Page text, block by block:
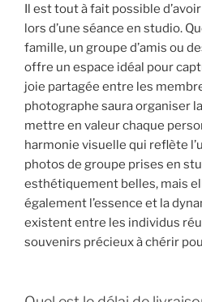
Il est tout à fait possible
lors d’une séance en studio.
famille, un groupe d’amis ou
offre un espace idéal pour
joie partagée entre les
photographe saura organiser
mettre en valeur chaque
harmonie visuelle qui reflète
photos de groupe prises en
esthétiquement belles, mais
également l’essence et la
existent entre les individus
souvenirs précieux à chérir